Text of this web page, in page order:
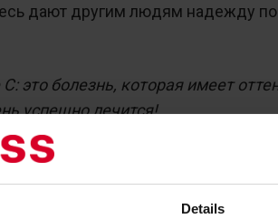
Details
дают другим людям надежду
это болезнь, которая имеет
успешно лечится!
компании оплачивают